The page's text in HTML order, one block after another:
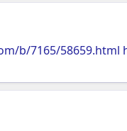
b/7165/58659.html